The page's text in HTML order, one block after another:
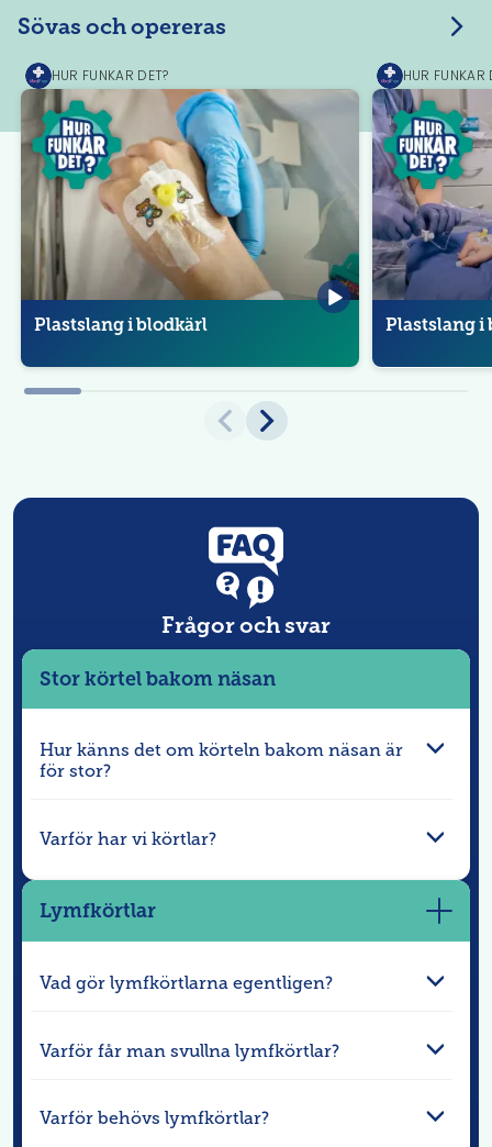
Sövas och opereras
MediPrep
HUR FUNKAR DET?
Plastslang i blodkärl
MediPrep
HUR FUNKAR
Plastslang i
Frågor och svar
Stor körtel bakom näsan
Hur känns det om körteln bakom näsan är
för stor?
Varför har vi körtlar?
mer
Lymfkörtlar
Vad gör lymfkörtlarna egentligen?
Varför får man svullna lymfkörtlar?
Varför behövs lymfkörtlar?